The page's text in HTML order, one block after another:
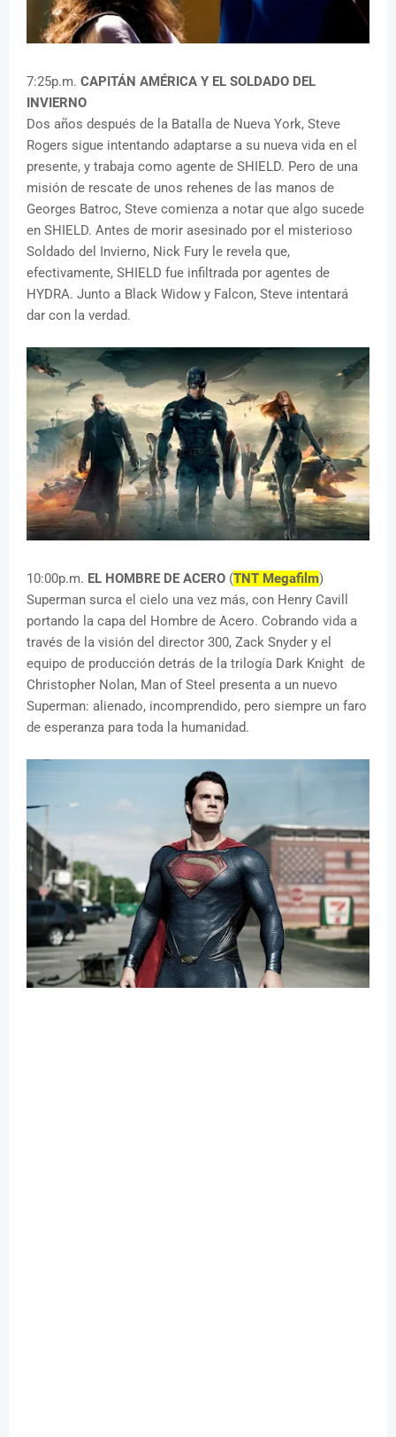
7:25p.m. CAPITÁN AMÉRICA Y EL SOLDADO DEL
INVIERNO
Dos años después de la Batalla de Nueva York, Steve
Rogers sigue intentando adaptarse a su nueva vida en el
presente, y trabaja como agente de SHIELD. Pero de una
misión de rescate de unos rehenes de las manos de
Georges Batroc, Steve comienza a notar que algo sucede
en SHIELD. Antes de morir asesinado por el misterioso
Soldado del Invierno, Nick Fury le revela que,
efectivamente, SHIELD fue infiltrada por agentes de
HYDRA. Junto a Black Widow y Falcon, Steve intentará
dar con la verdad.
10:00p.m. EL HOMBRE DE ACERO (TNT Megafilm)
Superman surca el cielo una vez más, con Henry Cavill
portando la capa del Hombre de Acero. Cobrando vida a
través de la visión del director 300, Zack Snyder y el
equipo de producción detrás de la trilogía Dark Knight de
Christopher Nolan, Man of Steel presenta a un nuevo
Superman: alienado, incomprendido, pero siempre un faro
de esperanza para toda la humanidad.